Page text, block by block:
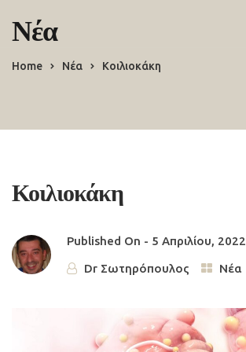
Νέα
Home Νέα Κοιλιοκάκη
Κοιλιοκάκη
Published On - 5 Απριλίου, 2022
Dr Σωτηρόπουλος Νέα